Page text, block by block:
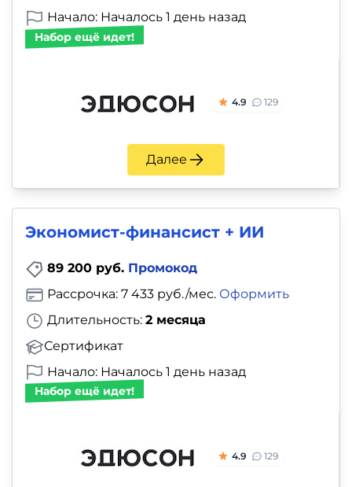
Начало: Началось 1 день назад
Набор ещё идет!
4.9 129
Далее
Экономист-финансист + ИИ
89 200 руб. Промокод
Длительность: 2 месяца
Сертификат
Рассрочка: 7 433 руб./мес. Оформить
Начало: Началось 1 день назад
Набор ещё идет!
4.9 129